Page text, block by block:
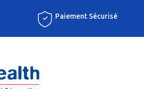
Paiement Sécurisé